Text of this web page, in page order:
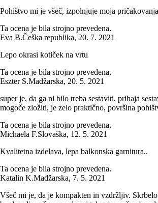
Pohištvo mi je všeč, izpolnjuje moja
Ta ocena je bila strojno prevedena.
Eva B.Češka republika, 20. 7. 2021
Lepo okrasi kotiček na vrtu
Ta ocena je bila strojno prevedena.
Eszter S.Madžarska, 20. 5. 2021
super je, da ga ni bilo treba sestaviti, prihaja
mogoče zložiti, je zelo praktično, površina
Ta ocena je bila strojno prevedena.
Michaela F.Slovaška, 12. 5. 2021
Kvalitetna izdelava, lepa balkonska garnitura..
Ta ocena je bila strojno prevedena.
Katalin K.Madžarska, 7. 5. 2021
Všeč mi je, da je kompakten in vzdržljiv.